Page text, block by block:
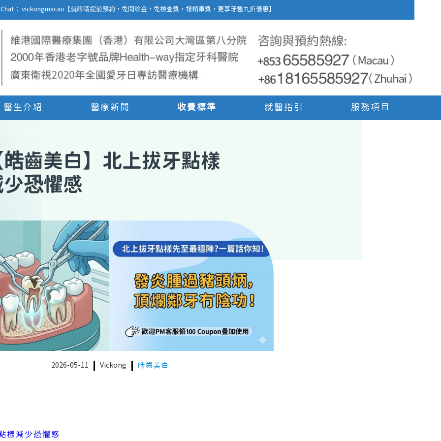
： vickongmacau【就診請提前預約，免問診金，免檢查費，報銷車費，更享牙醫九折優惠】
醫生介紹 醫療新聞 收費標準 就醫指引 服務項目
皓齒美白】 北上拔牙點樣
恐懼感
2026-05-11 Vickong 皓齒美白
樣減少恐懼感